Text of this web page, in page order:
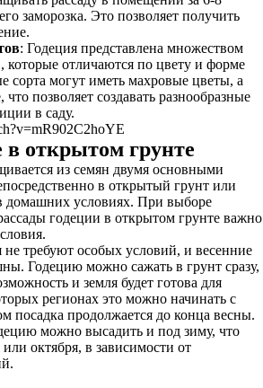
заморозка. Это позволяет получить
: Годеция представлена множеством
которые отличаются по цвету и форме
сорта могут иметь махровые цветы, а
позволяет создавать разнообразные
в саду.
открытом грунте
из семян двумя основными
в открытый грунт или
домашних условиях. При выборе
годеции в открытом грунте важно
не требуют особых условий, и весенние
Годецию можно сажать в грунт сразу,
и земля будет готова для
регионах это можно начинать с
посадка продолжается до конца весны.
можно высадить и под зиму, что
октября, в зависимости от